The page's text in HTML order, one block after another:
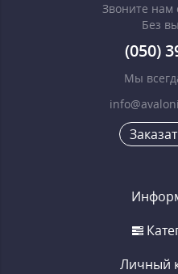
Звоните нам
Без
(050)
Мы
Личный